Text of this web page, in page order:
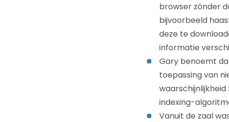
browser zónder
bijvoorbeeld
deze te
informatie
Gary benoemt
toepassing van
indexing-
Vanuit de zaal